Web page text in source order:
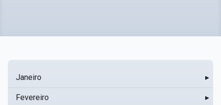
Janeiro ▸
Fevereiro ▸